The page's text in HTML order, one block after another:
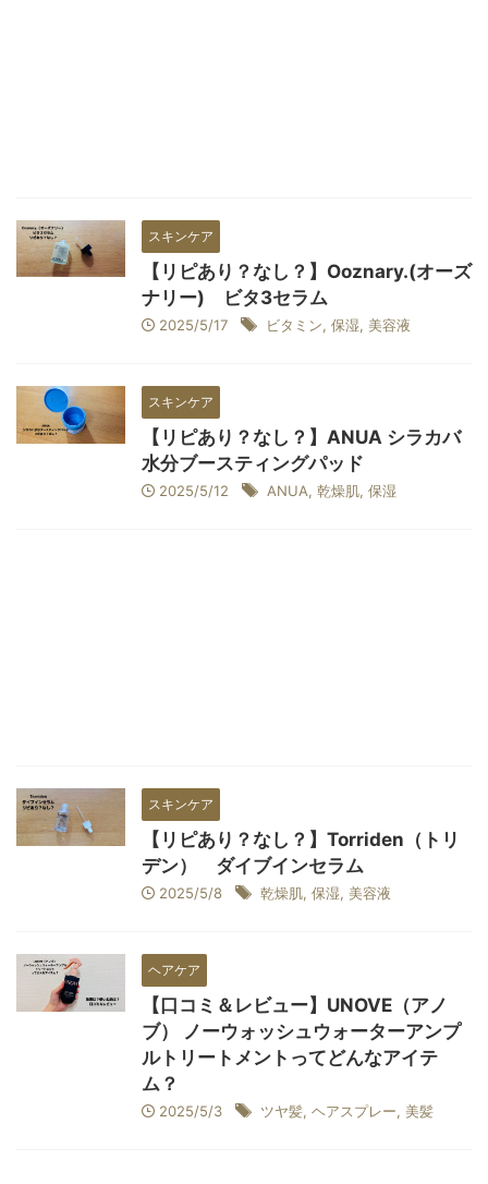
スキンケア
【リピあり？なし？】Ooznary.(オーズ
ナリー) ビタ3セラム
2025/5/17 ビタミン, 保湿, 美容液
スキンケア
【リピあり？なし？】ANUA シラカバ
水分ブースティングパッド
2025/5/12 ANUA, 乾燥肌, 保湿
スキンケア
【リピあり？なし？】Torriden（トリ
デン） ダイブインセラム
2025/5/8 乾燥肌, 保湿, 美容液
ヘアケア
【口コミ＆レビュー】UNOVE（アノ
ブ） ノーウォッシュウォーターアンプ
ルトリートメントってどんなアイテ
ム？
2025/5/3 ツヤ髪, ヘアスプレー, 美髪